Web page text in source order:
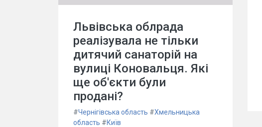
Львівська облрада
реалізувала не тільки
дитячий санаторій на
вулиці Коновальця. Які
ще об'єкти були
продані?
#Чернігівська область #Хмельницька
область #Київ